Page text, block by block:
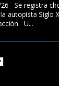
26 Se registra
autopista Siglo
U...